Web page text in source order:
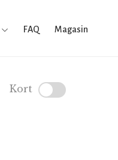
FAQ Magasin
Kort